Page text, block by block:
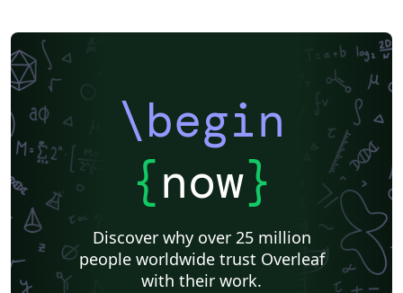
\begin
{now}
Discover why over 25 million
people worldwide trust Overleaf
with their work.